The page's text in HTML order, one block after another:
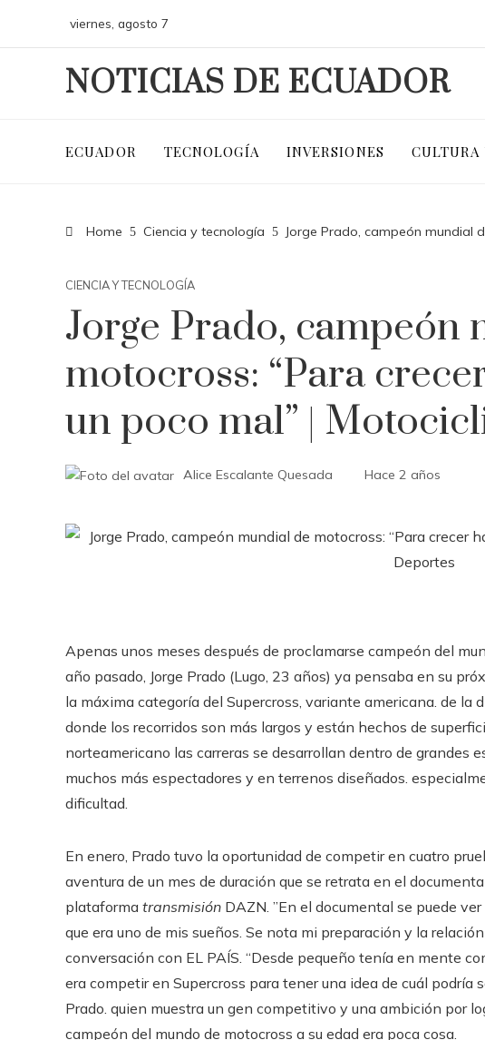
viernes, agosto 7
NOTICIAS DE ECUADOR
ECUADOR TECNOLOGÍA INVERSIONES CULTURA
Home Ciencia y tecnología Jorge Prado, campeón mundial
CIENCIA Y TECNOLOGÍA
Jorge Prado, campeón
motocross: “Para
un poco mal” |
Alice Escalante Quesada Hace 2 años
Apenas unos meses después de proclamarse campeón del
año pasado, Jorge Prado (Lugo, 23 años) ya pensaba en su
la máxima categoría del Supercross, variante americana. de la
donde los recorridos son más largos y están hechos de
norteamericano las carreras se desarrollan dentro de grandes
muchos más espectadores y en terrenos diseñados.
dificultad.
En enero, Prado tuvo la oportunidad de competir en cuatro
aventura de un mes de duración que se retrata en el
plataforma transmisión DAZN. ”En el documental se puede
que era uno de mis sueños. Se nota mi preparación y la
conversación con EL PAÍS. “Desde pequeño tenía en mente
era competir en Supercross para tener una idea de cuál podría
Prado. quien muestra un gen competitivo y una ambición por
campeón del mundo de motocross a su edad era poca cosa.